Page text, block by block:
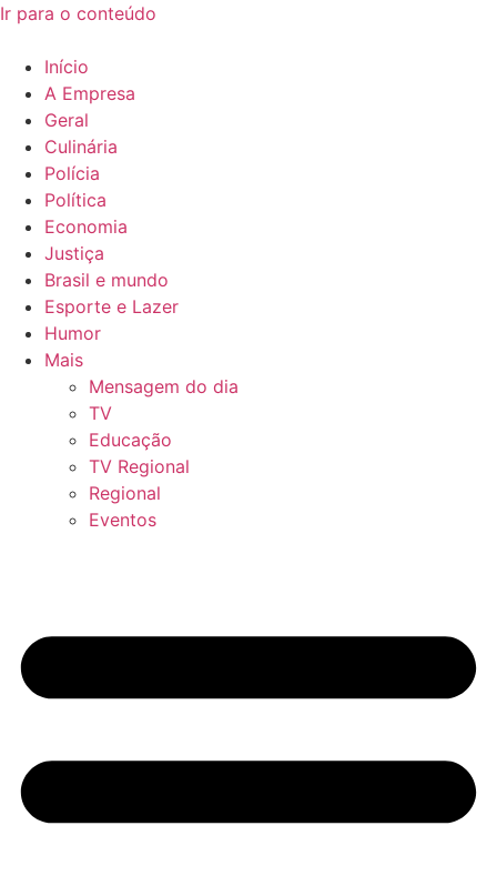
Ir para o conteúdo
Início
A Empresa
Geral
Culinária
Polícia
Política
Economia
Justiça
Brasil e mundo
Esporte e Lazer
Humor
Mais
Mensagem do dia
TV
Educação
TV Regional
Regional
Eventos